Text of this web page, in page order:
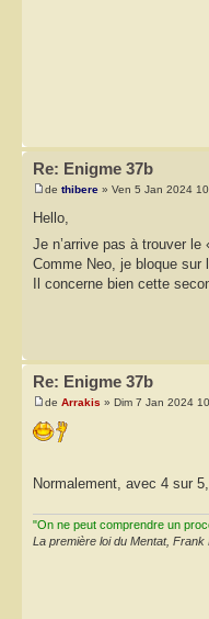
Re: Enigme 37b
de thibere » Ven 5 Jan 2024
Hello,
Je n’arrive pas à trouver le
Comme Neo, je bloque
Il concerne bien cette
Re: Enigme 37b
de Arrakis » Dim 7 Jan 2024
Normalement, avec 4 sur
"On ne peut comprendre un
La première loi du Mentat, Frank